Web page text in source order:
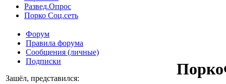
Развед.Опрос
Порко Соц.сеть
Форум
Правила форума
Сообщения (личные)
Подписки
Зашёл, представился: